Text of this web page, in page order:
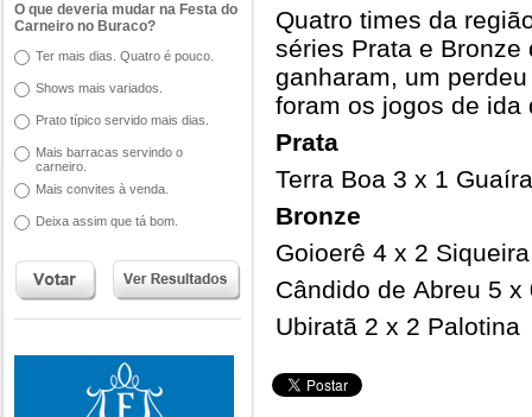
O que deveria mudar na Festa do
Carneiro no Buraco?
Ter mais dias. Quatro é pouco.
Shows mais variados.
Prato típico servido mais dias.
Mais barracas servindo o
carneiro.
Mais convites à venda.
Deixa assim que tá bom.
Quatro times da
séries Prata e Bronze
ganharam, um
foram os jogos de ida
Prata
Terra Boa 3 x 1 Guaíra
Bronze
Goioerê 4 x 2
Cândido de Abreu 5 x
Ubiratã 2 x 2 Palotina